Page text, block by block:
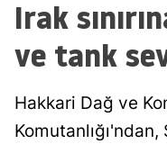
Irak
ve tank
Hakkari Dağ ve